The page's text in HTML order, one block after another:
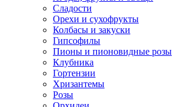
Сладости
Орехи и сухофрукты
Колбасы и закуски
Гипсофилы
Пионы и пионовидные розы
Клубника
Гортензии
Хризантемы
Розы